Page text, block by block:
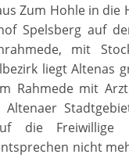
Zum Hohle in
Spelsberg auf
mit
liegt Altenas
Rahmede mit
Altenaer
die
nicht